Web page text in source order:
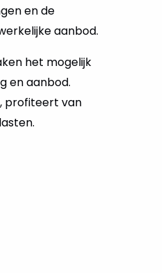
en de
aanbod.
het mogelijk
en aanbod.
profiteert van